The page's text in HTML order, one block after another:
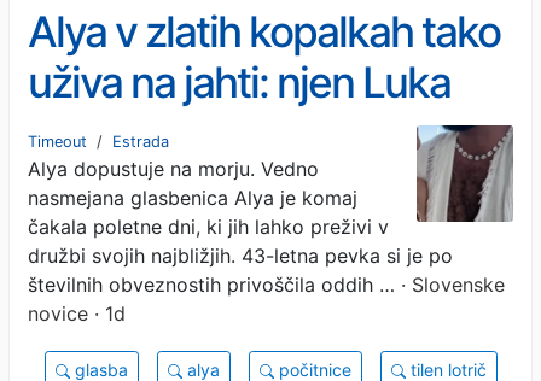
Alya v zlatih kopalkah tako
uživa na jahti: njen Luka
prijel za kajon, s Tilnom pa
zapela svojo uspešnico
(VIDEO)
Timeout / Estrada
Alya dopustuje na morju. Vedno
nasmejana glasbenica Alya je komaj
čakala poletne dni, ki jih lahko preživi v
družbi svojih najbližjih. 43-letna pevka si je po
številnih obveznostih privoščila oddih … · Slovenske
novice · 1d
glasba alya počitnice tilen lotrič